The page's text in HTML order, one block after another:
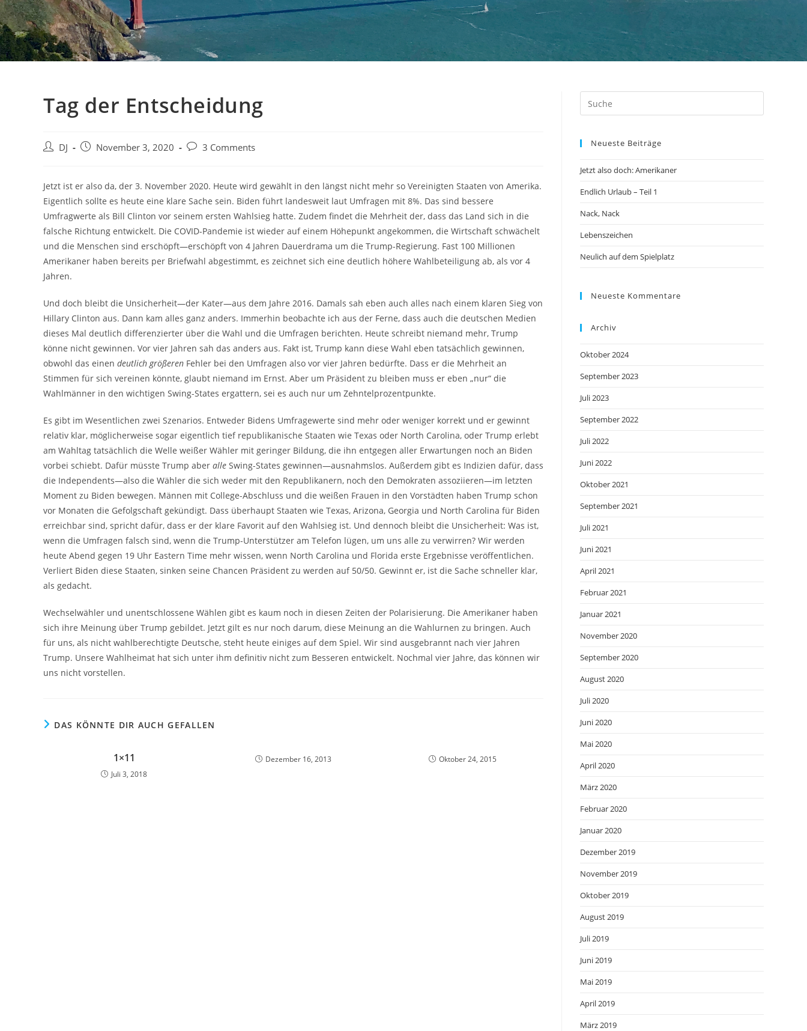
Tag der Entscheidung
Beitrags-
DJ
BeitragNovember 3, 2020
Beitrags-
3 Comments
Jetzt ist er also da, der 3. November 2020. Heute wird gewählt in den längst nicht mehr so Vereinigten Staaten von Amerika.
Eigentlich sollte es heute eine klare Sache sein. Biden führt landesweit laut Umfragen mit 8%. Das sind bessere
Umfragwerte als Bill Clinton vor seinem ersten Wahlsieg hatte. Zudem findet die Mehrheit der, dass das Land sich in die
falsche Richtung entwickelt. Die COVID-Pandemie ist wieder auf einem Höhepunkt angekommen, die Wirtschaft schwächelt
und die Menschen sind erschöpft—erschöpft von 4 Jahren Dauerdrama um die Trump-Regierung. Fast 100 Millionen
Amerikaner haben bereits per Briefwahl abgestimmt, es zeichnet sich eine deutlich höhere Wahlbeteiligung ab, als vor 4
Jahren.
Und doch bleibt die Unsicherheit—der Kater—aus dem Jahre 2016. Damals sah eben auch alles nach einem klaren Sieg von
Hillary Clinton aus. Dann kam alles ganz anders. Immerhin beobachte ich aus der Ferne, dass auch die deutschen Medien
dieses Mal deutlich differenzierter über die Wahl und die Umfragen berichten. Heute schreibt niemand mehr, Trump
könne nicht gewinnen. Vor vier Jahren sah das anders aus. Fakt ist, Trump kann diese Wahl eben tatsächlich gewinnen,
obwohl das einen deutlich größeren Fehler bei den Umfragen also vor vier Jahren bedürfte. Dass er die Mehrheit an
Stimmen für sich vereinen könnte, glaubt niemand im Ernst. Aber um Präsident zu bleiben muss er eben „nur“ die
Wahlmänner in den wichtigen Swing-States ergattern, sei es auch nur um Zehntelprozentpunkte.
Es gibt im Wesentlichen zwei Szenarios. Entweder Bidens Umfragewerte sind mehr oder weniger korrekt und er gewinnt
relativ klar, möglicherweise sogar eigentlich tief republikanische Staaten wie Texas oder North Carolina, oder Trump erlebt
am Wahltag tatsächlich die Welle weißer Wähler mit geringer Bildung, die ihn entgegen aller Erwartungen noch an Biden
vorbei schiebt. Dafür müsste Trump aber alle Swing-States gewinnen—ausnahmslos. Außerdem gibt es Indizien dafür, dass
die Independents—also die Wähler die sich weder mit den Republikanern, noch den Demokraten assoziieren—im letzten
Moment zu Biden bewegen. Männen mit College-Abschluss und die weißen Frauen in den Vorstädten haben Trump schon
vor Monaten die Gefolgschaft gekündigt. Dass überhaupt Staaten wie Texas, Arizona, Georgia und North Carolina für Biden
erreichbar sind, spricht dafür, dass er der klare Favorit auf den Wahlsieg ist. Und dennoch bleibt die Unsicherheit: Was ist,
wenn die Umfragen falsch sind, wenn die Trump-Unterstützer am Telefon lügen, um uns alle zu verwirren? Wir werden
heute Abend gegen 19 Uhr Eastern Time mehr wissen, wenn North Carolina und Florida erste Ergebnisse veröffentlichen.
Verliert Biden diese Staaten, sinken seine Chancen Präsident zu werden auf 50/50. Gewinnt er, ist die Sache schneller klar,
als gedacht.
Wechselwähler und unentschlossene Wählen gibt es kaum noch in diesen Zeiten der Polarisierung. Die Amerikaner haben
sich ihre Meinung über Trump gebildet. Jetzt gilt es nur noch darum, diese Meinung an die Wahlurnen zu bringen. Auch
für uns, als nicht wahlberechtigte Deutsche, steht heute einiges auf dem Spiel. Wir sind ausgebrannt nach vier Jahren
Trump. Unsere Wahlheimat hat sich unter ihm definitiv nicht zum Besseren entwickelt. Nochmal vier Jahre, das können wir
uns nicht vorstellen.
DAS KÖNNTE DIR AUCH GEFALLEN
1×11
Juli 3, 2018
Dezember 16, 2013 Oktober 24, 2015
Neueste Beiträge
Jetzt also doch: Amerikaner
Endlich Urlaub – Teil 1
Nack, Nack
Lebenszeichen
Neulich auf dem Spielplatz
Neueste Kommentare
Archiv
Oktober 2024
September 2023
Juli 2023
September 2022
Juli 2022
Juni 2022
Oktober 2021
September 2021
Juli 2021
Juni 2021
April 2021
Februar 2021
Januar 2021
November 2020
September 2020
August 2020
Juli 2020
Juni 2020
Mai 2020
April 2020
März 2020
Februar 2020
Januar 2020
Dezember 2019
November 2019
Oktober 2019
August 2019
Juli 2019
Juni 2019
Mai 2019
April 2019
März 2019